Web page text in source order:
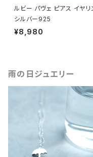
ルビー パヴェ ピアス イヤリ
シルバー925
¥8,980
雨の日ジュエリー